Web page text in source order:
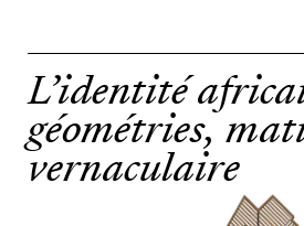
L’identité
géométries,
vernaculaire